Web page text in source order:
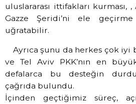
uluslararası ittifakları kurması,
Gazze Şeridi’ni ele geçirme
uğratabilir.
Ayrıca şunu da herkes çok iyi
ve Tel Aviv PKK’nın en
defalarca bu desteğin
çağrıda bulundu.
İçinden geçtiğimiz süreç,